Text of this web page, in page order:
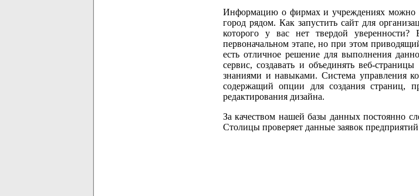
Информацию о фирмах и учреждениях можно
город рядом. Как запустить сайт для
которого у вас нет твердой уверенности?
первоначальном этапе, но при этом
есть отличное решение для выполнения
сервис, создавать и объединять веб-
знаниями и навыками. Система управления
содержащий опции для создания страниц,
редактирования дизайна.
За качеством нашей базы данных постоянно
Столицы проверяет данные заявок